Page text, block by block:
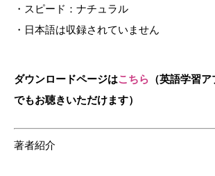
・スピード：ナチュラル
・日本語は収録されていません
ダウンロードページはこちら （英語学習ア
でもお聴きいただけます）
著者紹介